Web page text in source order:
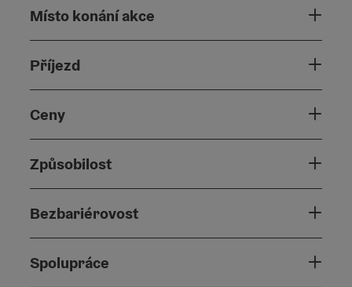
Místo konání akce
Příjezd
Ceny
Způsobilost
Bezbariérovost
Spolupráce